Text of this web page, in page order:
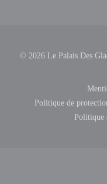
© 2026 Le Palais Des
Politique de
Politique